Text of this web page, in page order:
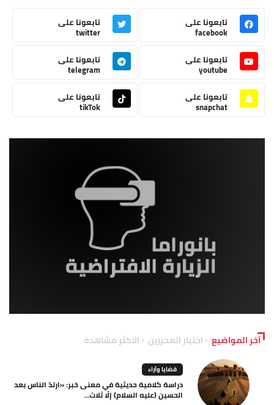
تابعونا على
facebook
تابعونا على
twitter
تابعونا على
youtube
تابعونا على
telegram
تابعونا على
snapchat
تابعونا على
tikTok
آخر المواضيع اختيار المحررين الاكثر مشاهدة
قضايا وآراء
دراسة كلامية حديثية في معنى خبر: «ارتدّ الناس بعد
الحسين (عليه السلام) إلّا ثلاث...